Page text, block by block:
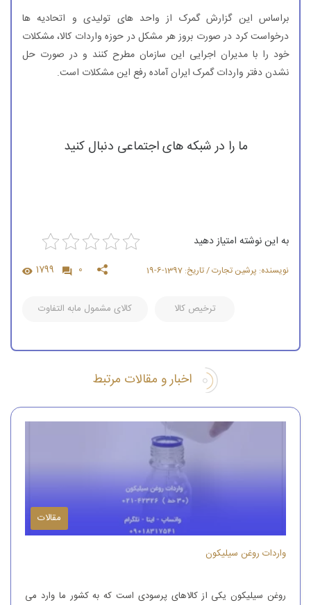
براساس این گزارش گمرک از واحد های تولیدی و اتحادیه ها
درخواست کرد در صورت بروز هر مشکل در حوزه واردات کالا، مشکلات
خود را با مدیران اجرایی این سازمان مطرح کنند و در صورت حل
نشدن دفتر واردات گمرک ایران آماده رفع این مشکلات است.
ما را در شبکه های اجتماعی دنبال کنید
به این نوشته امتیاز دهید
نویسنده: پرشین تجارت / تاریخ: 1397-6-19 0
1799
ترخیص کالا کالای مشمول مابه التفاوت
اخبار و مقالات مرتبط
مقالات
واردات روغن سیلیکون
روغن سیلیکون یکی از کالاهای پرسودی است که به کشور ما وارد می